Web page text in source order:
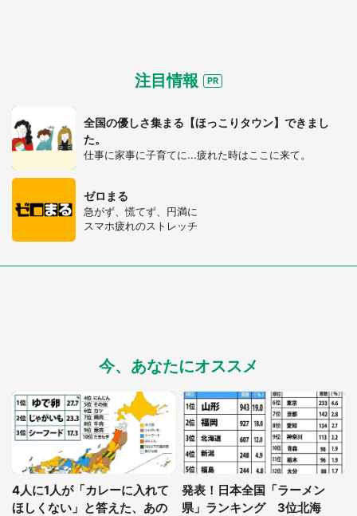
都道府選択
注目情報
全国の優しさ集まる【ほっこりタウン】できまし
た。
仕事に家事に子育てに...疲れた時はここに来て。
ゼロまる
急がず、慌てず、円満に
スマホ疲れのストレッチ
今、あなたにオススメ
4人に1人が「カレーに入れて
ほしくない」と答えた、あの
発表！日本全国「ラーメン
県」ランキング 3位北海